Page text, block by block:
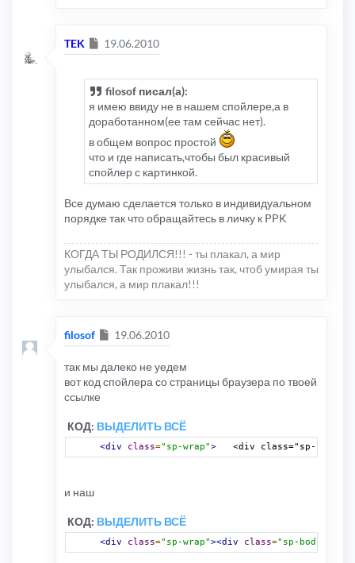
TEK Сообщение
19.06.2010
filosof писал(а):
я имею ввиду не в нашем спойлере,а в
доработанном(ее там сейчас нет).
в общем вопрос простой
что и где написать,чтобы был красивый
спойлер с картинкой.
Все думаю сделается только в индивидуальном
порядке так что обращайтесь в личку к PPK
КОГДА ТЫ РОДИЛСЯ!!! - ты плакал, а мир
улыбался. Так проживи жизнь так, чтоб умирая ты
улыбался, а мир плакал!!!
filosof Сообщение
19.06.2010
так мы далеко не уедем
вот код спойлера со страницы браузера по твоей
ссылке
КОД: ВЫДЕЛИТЬ ВСЁ
<div class="sp-wrap">
<div class="sp-body"
и наш
КОД: ВЫДЕЛИТЬ ВСЁ
<div class="sp-wrap"><div class="sp-body"